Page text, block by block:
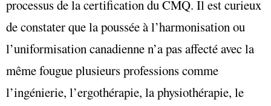
processus de la certification du CMQ. Il est curieux
de constater que la poussée à l’harmonisation ou
l’uniformisation canadienne n’a pas affecté avec la
même fougue plusieurs professions comme
l’ingénierie, l’ergothérapie, la physiothérapie, le